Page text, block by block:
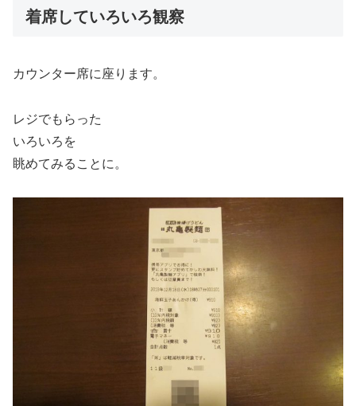
着席していろいろ観察
カウンター席に座ります。
レジでもらった
いろいろを
眺めてみることに。